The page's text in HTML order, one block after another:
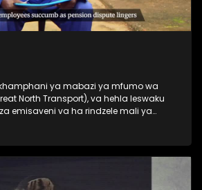
ya mabazi ya mfumo wa
North Transport), va hehla leswaku
emisaveni va ha rindzele mali ya